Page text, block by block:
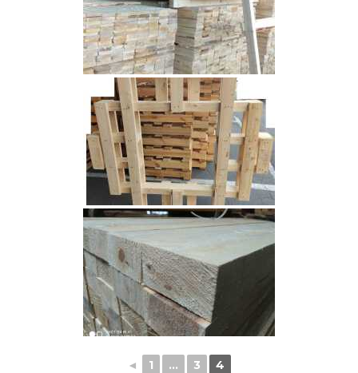
◄ 1 ... 3 4